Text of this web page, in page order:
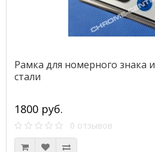
Рамка для номерного знака
стали
1800 руб.
0 отзывов